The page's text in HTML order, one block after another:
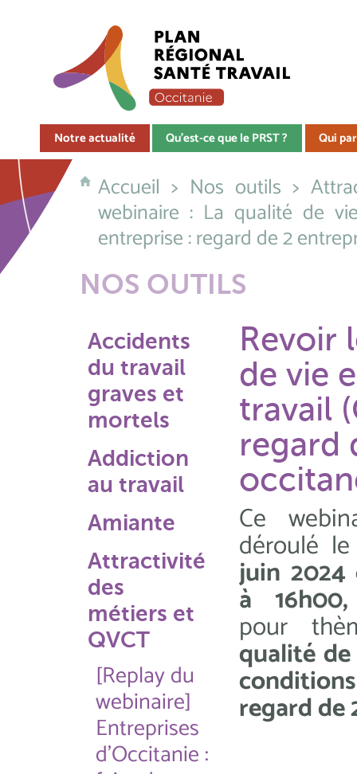
Notre actualité Qu'est-ce que le PRST ? Qui
Accueil > Nos outils >
webinaire : La qualité de
entreprise : regard de 2
NOS OUTILS
Accidents
du travail
graves et
mortels
Addiction
au travail
Amiante
Attractivité
des
métiers et
QVCT
[Replay du
webinaire]
Entreprises
d'Occitanie :
Revoir
de vie
travail
regard
Ce
déroulé
juin 2024
à 16h00,
pour
qualité
regard de